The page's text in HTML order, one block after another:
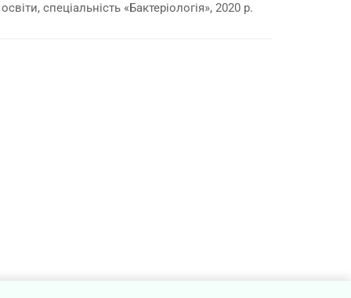
спеціальність «Бактеріологія», 2020 р.